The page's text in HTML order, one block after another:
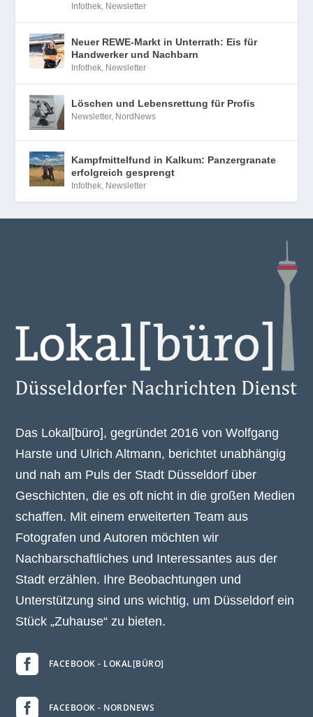
Infothek, Newsletter
Neuer REWE-Markt in Unterrath: Eis für
Handwerker und Nachbarn
Infothek, Newsletter
Löschen und Lebensrettung für Profis
Newsletter, NordNews
Kampfmittelfund in Kalkum: Panzergranate
erfolgreich gesprengt
Infothek, Newsletter
Das Lokal[büro], gegründet 2016 von Wolfgang
Harste und Ulrich Altmann, berichtet unabhängig
und nah am Puls der Stadt Düsseldorf über
Geschichten, die es oft nicht in die großen Medien
schaffen. Mit einem erweiterten Team aus
Fotografen und Autoren möchten wir
Nachbarschaftliches und Interessantes aus der
Stadt erzählen. Ihre Beobachtungen und
Unterstützung sind uns wichtig, um Düsseldorf ein
Stück „Zuhause“ zu bieten.
 FACEBOOK - LOKAL[BÜRO]
 FACEBOOK - NORDNEWS